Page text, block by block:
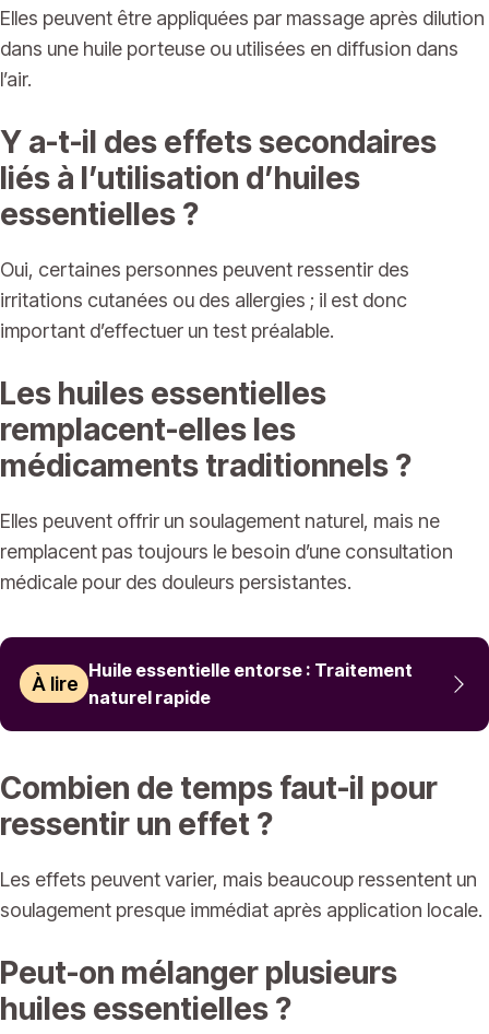
Elles peuvent être appliquées par massage après dilution
dans une huile porteuse ou utilisées en diffusion dans
l’air.
Y a-t-il des effets secondaires
liés à l’utilisation d’huiles
essentielles ?
Oui, certaines personnes peuvent ressentir des
irritations cutanées ou des allergies ; il est donc
important d’effectuer un test préalable.
Les huiles essentielles
remplacent-elles les
médicaments traditionnels ?
Elles peuvent offrir un soulagement naturel, mais ne
remplacent pas toujours le besoin d’une consultation
médicale pour des douleurs persistantes.
À lire
Huile essentielle entorse : Traitement
naturel rapide
Combien de temps faut-il pour
ressentir un effet ?
Les effets peuvent varier, mais beaucoup ressentent un
soulagement presque immédiat après application locale.
Peut-on mélanger plusieurs
huiles essentielles ?